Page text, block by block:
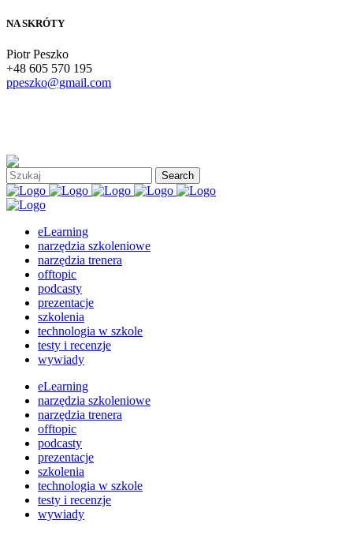
NA SKRÓTY
Piotr Peszko
+48 605 570 195
ppeszko@gmail.com
eLearning
narzędzia szkoleniowe
narzędzia trenera
offtopic
podcasty
prezentacje
szkolenia
technologia w szkole
testy i recenzje
wywiady
eLearning
narzędzia szkoleniowe
narzędzia trenera
offtopic
podcasty
prezentacje
szkolenia
technologia w szkole
testy i recenzje
wywiady